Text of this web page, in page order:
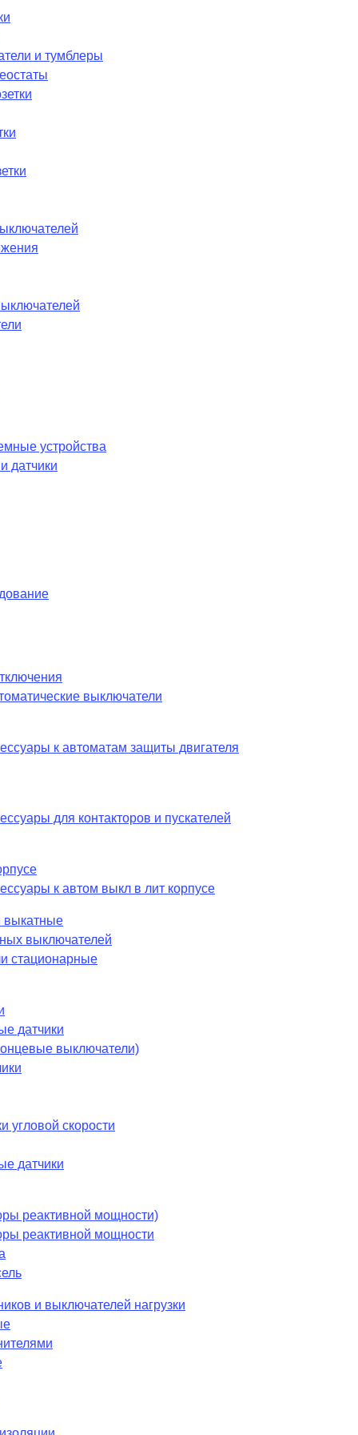
и тумблеры
устройства
датчики
выключатели
к автоматам защиты двигателя
для контакторов и пускателей
к автом выкл в лит корпусе
выкатные
выключателей
стационарные
датчики
выключатели)
угловой скорости
датчики
реактивной мощности)
реактивной мощности
и выключателей нагрузки